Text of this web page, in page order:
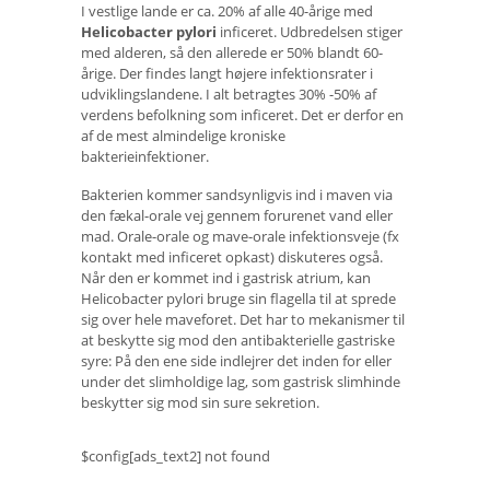
I vestlige lande er ca. 20% af alle 40-årige med
Helicobacter pylori inficeret. Udbredelsen stiger
med alderen, så den allerede er 50% blandt 60-
årige. Der findes langt højere infektionsrater i
udviklingslandene. I alt betragtes 30% -50% af
verdens befolkning som inficeret. Det er derfor en
af ​​de mest almindelige kroniske
bakterieinfektioner.
Bakterien kommer sandsynligvis ind i maven via
den fækal-orale vej gennem forurenet vand eller
mad. Orale-orale og mave-orale infektionsveje (fx
kontakt med inficeret opkast) diskuteres også.
Når den er kommet ind i gastrisk atrium, kan
Helicobacter pylori bruge sin flagella til at sprede
sig over hele maveforet. Det har to mekanismer til
at beskytte sig mod den antibakterielle gastriske
syre: På den ene side indlejrer det inden for eller
under det slimholdige lag, som gastrisk slimhinde
beskytter sig mod sin sure sekretion.
$config[ads_text2] not found